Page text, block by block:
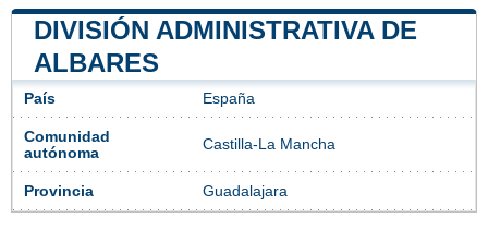
DIVISIÓN ADMINISTRATIVA DE
ALBARES
País España
Comunidad
autónoma
Castilla-La Mancha
Provincia Guadalajara